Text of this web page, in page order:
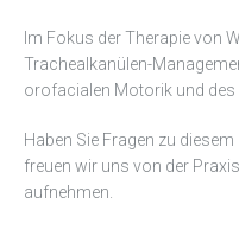
Im Fokus der Therapie von
Trachealkanülen-
orofacialen Motorik und
Haben Sie Fragen zu
freuen wir uns von der
aufnehmen.